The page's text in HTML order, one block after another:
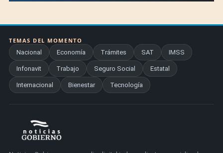
TEMAS DEL MOMENTO
Nacional
Economía Trámites SAT IMSS
Infonavit Trabajo Seguro Social Estatal
Internacional Bienestar Tecnología